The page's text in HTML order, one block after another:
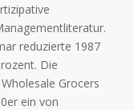
reduzierte 1987
Die
Grocers
ein von